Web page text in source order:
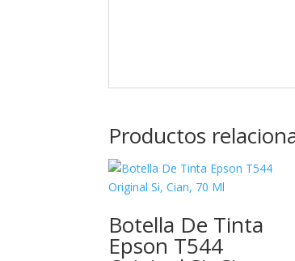
Productos
Botella De Tinta
Epson T544